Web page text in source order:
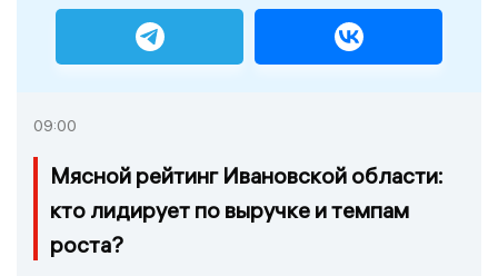
09:00
Мясной рейтинг Ивановской области:
кто лидирует по выручке и темпам
роста?